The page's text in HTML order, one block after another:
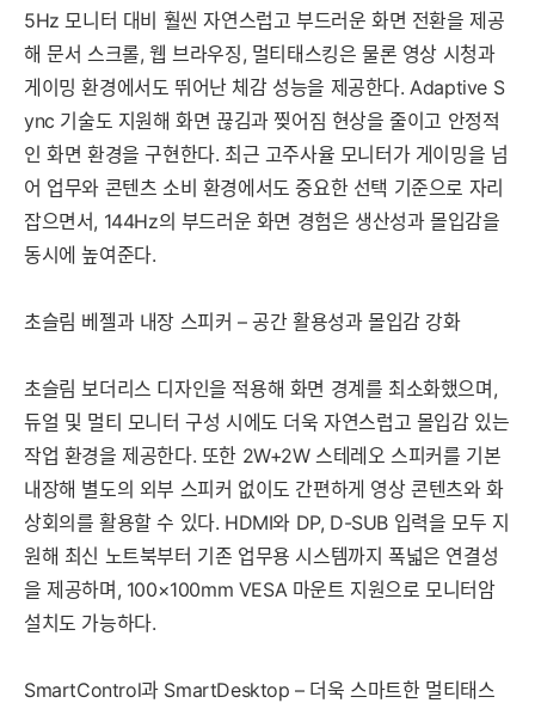
5Hz 모니터 대비 훨씬 자연스럽고 부드러운 화면 전환을 제공
해 문서 스크롤, 웹 브라우징, 멀티태스킹은 물론 영상 시청과
게이밍 환경에서도 뛰어난 체감 성능을 제공한다. Adaptive S
ync 기술도 지원해 화면 끊김과 찢어짐 현상을 줄이고 안정적
인 화면 환경을 구현한다. 최근 고주사율 모니터가 게이밍을 넘
어 업무와 콘텐츠 소비 환경에서도 중요한 선택 기준으로 자리
잡으면서, 144Hz의 부드러운 화면 경험은 생산성과 몰입감을
동시에 높여준다.
초슬림 베젤과 내장 스피커 – 공간 활용성과 몰입감 강화
초슬림 보더리스 디자인을 적용해 화면 경계를 최소화했으며,
듀얼 및 멀티 모니터 구성 시에도 더욱 자연스럽고 몰입감 있는
작업 환경을 제공한다. 또한 2W+2W 스테레오 스피커를 기본
내장해 별도의 외부 스피커 없이도 간편하게 영상 콘텐츠와 화
상회의를 활용할 수 있다. HDMI와 DP, D-SUB 입력을 모두 지
원해 최신 노트북부터 기존 업무용 시스템까지 폭넓은 연결성
을 제공하며, 100×100mm VESA 마운트 지원으로 모니터암
설치도 가능하다.
SmartControl과 SmartDesktop – 더욱 스마트한 멀티태스